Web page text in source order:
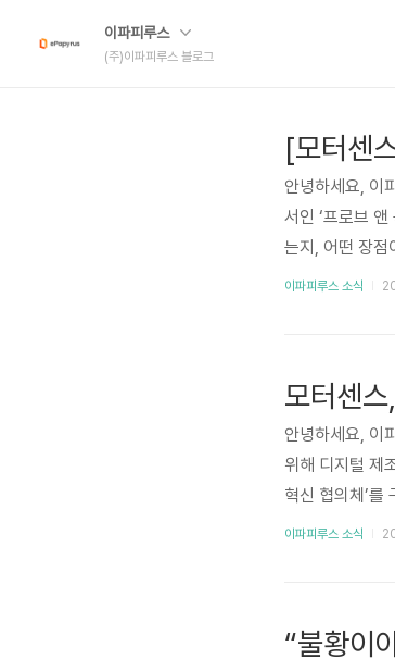
이파피루스
(주)이파피루스 블로그
안녕하세요, 이
서인 ‘프로브
는지, 어떤 장점
되었을까요?
이파피루스 소식
안녕하세요, 이
위해 디지털 제
혁신 협의체’를
체의 유일한 예
..
이파피루스 소식
“불황이